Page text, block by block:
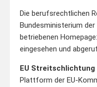
Die berufsrechtlichen
Bundesministerium
betriebenen
eingesehen und
EU Streitschlichtung
Plattform der EU-